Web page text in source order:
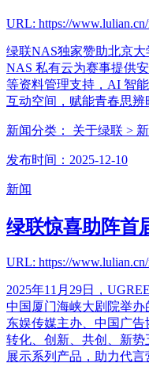
URL: https://
绿联NAS独家赞助北京大
NAS 私有云为赛事提供
等资料管理支持，AI 智
互动空间，赋能青春思辨
新闻分类： 关于绿联 >
发布时间：2025-12-10
新闻
绿联惊喜助阵首
URL: https://
2025年11月29日，
中国厦门海峡大剧院举
东娱传媒主办、中国广告
转化、创新、共创、新
展示系列产品，助力代言